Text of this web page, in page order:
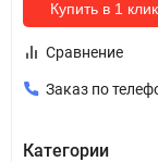
Купить в 1 клик
Сравнение
Заказ по
Категории